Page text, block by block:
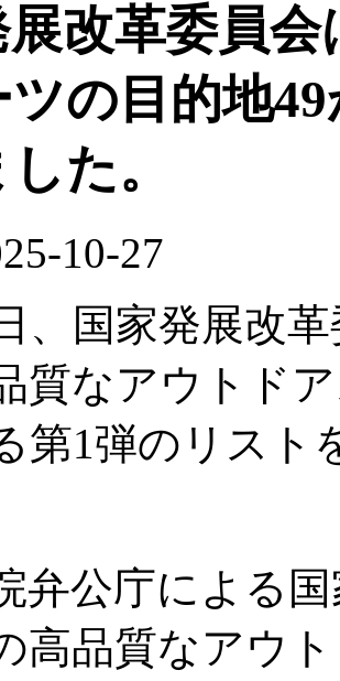
展改革委員
ツの目的地
た。
10-27
、国家発展改
質なアウトド
第1弾のリスト
弁公庁による
高品質なアウ